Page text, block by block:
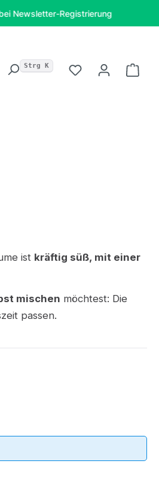
Registrierung
anzeigen
Strg K Du hast 0
ist kräftig süß, mit einer
mischen möchtest: Die
passen.